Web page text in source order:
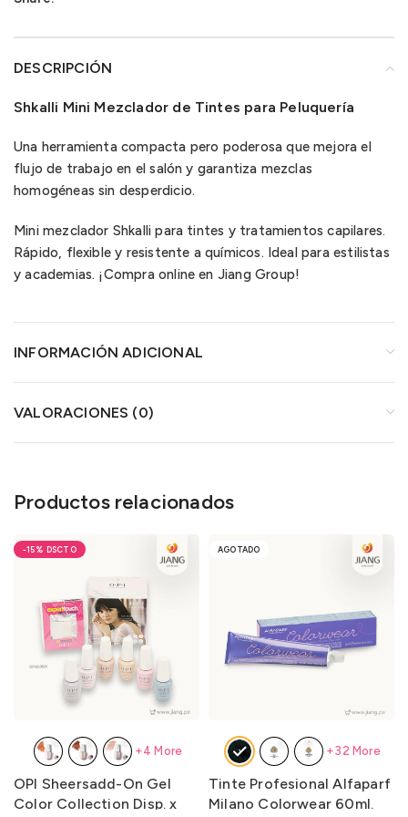
DESCRIPCIÓN
Shkalli Mini Mezclador de Tintes para Peluquería
Una herramienta compacta pero poderosa que mejora el
flujo de trabajo en el salón y garantiza mezclas
homogéneas sin desperdicio.
Mini mezclador Shkalli para tintes y tratamientos capilares.
Rápido, flexible y resistente a químicos. Ideal para estilistas
y academias. ¡Compra online en Jiang Group!
INFORMACIÓN ADICIONAL
VALORACIONES (0)
Productos relacionados
-15%
OPI Sheersadd-On Gel
Color Collection Disp. x
+4 More
AGOTADO
Tinte Profesional Alfaparf
Milano Colorwear 60ml.
+32 More